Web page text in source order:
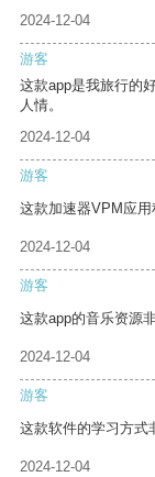
2024-12-04
游客
这款app是我旅行的
人情。
2024-12-04
游客
这款加速器VPM应用
2024-12-04
游客
这款app的音乐资源
2024-12-04
游客
这款软件的学习方式
2024-12-04